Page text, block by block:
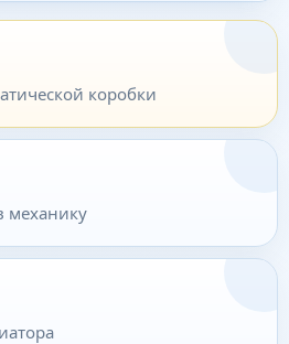
коробки
механику